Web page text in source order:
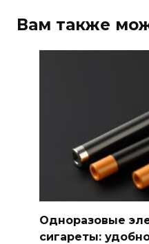
Вам также
Одноразовые
сигареты: